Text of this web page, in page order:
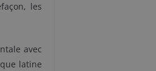
les
avec
latine